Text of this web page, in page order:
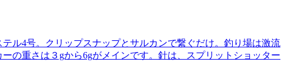
ル4号。クリップスナップとサルカンで繋ぐだけ。釣り場は激流
の重さは３gから6gがメインです。針は、スプリットショッター